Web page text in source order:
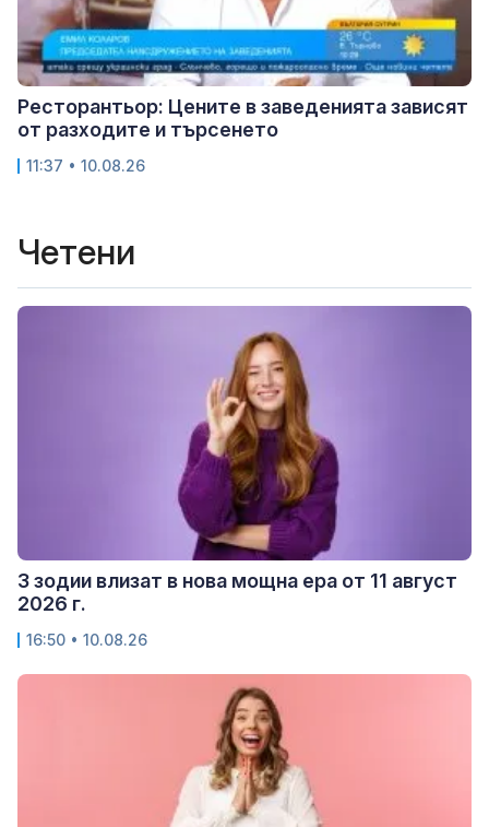
Ресторантьор: Цените в заведенията зависят
от разходите и търсенето
11:37 • 10.08.26
Четени
3 зодии влизат в нова мощна ера от 11 август
2026 г.
16:50 • 10.08.26